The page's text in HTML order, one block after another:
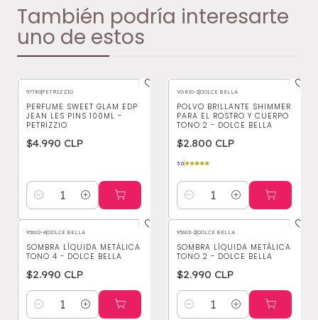
También podría interesarte
uno de estos
97780|PETRIZZIO
PERFUME SWEET GLAM EDP
JEAN LES PINS 100ML -
PETRIZZIO
$4.990 CLP
Cantidad
VG810-2|DOLCE BELLA
POLVO BRILLANTE SHIMMER
PARA EL ROSTRO Y CUERPO
TONO 2 - DOLCE BELLA
$2.800 CLP
5.0
Cantidad
95602-4|DOLCE BELLA
SOMBRA LÍQUIDA METÁLICA
TONO 4 - DOLCE BELLA
$2.990 CLP
Cantidad
95602-2|DOLCE BELLA
SOMBRA LÍQUIDA METÁLICA
TONO 2 - DOLCE BELLA
$2.990 CLP
Cantidad